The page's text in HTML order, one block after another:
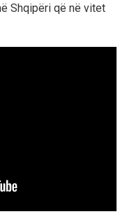
Shqipëri që në vitet